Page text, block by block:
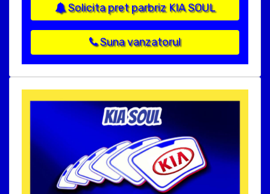
Solicita pret parbriz KIA SOUL
Suna vanzatorul